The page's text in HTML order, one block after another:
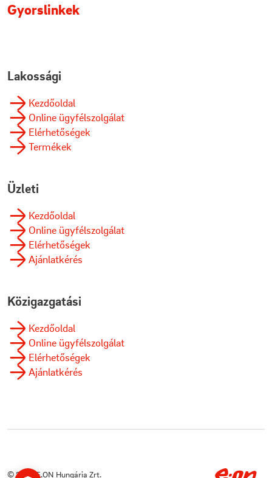
Gyorslinkek
Lakossági
 Kezdőoldal
 Online ügyfélszolgálat
 Elérhetőségek
 Termékek
Üzleti
 Kezdőoldal
 Online ügyfélszolgálat
 Elérhetőségek
 Ajánlatkérés
Közigazgatási
 Kezdőoldal
 Online ügyfélszolgálat
 Elérhetőségek
 Ajánlatkérés
© 2026 E.ON Hungária Zrt.